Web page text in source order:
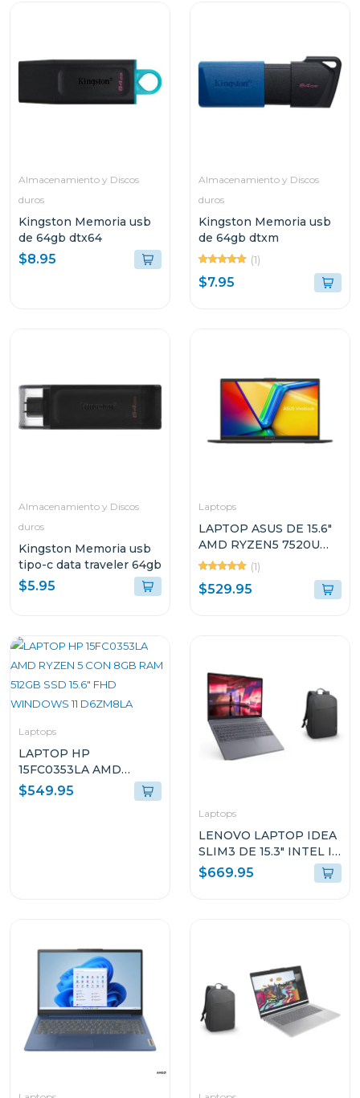
Almacenamiento y Discos
duros
Kingston Memoria usb
de 64gb dtx64
$8.95
Almacenamiento y Discos
duros
Kingston Memoria usb
de 64gb dtxm
(1)
$7.95
Almacenamiento y Discos
duros
Kingston Memoria usb
tipo-c data traveler 64gb
$5.95
Laptops
LAPTOP ASUS DE 15.6"
AMD RYZEN5 7520U
512GB SSD 16GB RAM
VIVOBOOK GO E1504FA
(1)
$529.95
Laptops
LAPTOP HP
15FC0353LA AMD
RYZEN 5 CON 8GB RAM
512GB SSD 15.6" FHD
$549.95
Laptops
LENOVO LAPTOP IDEA
SLIM3 DE 15.3" INTEL I5
CON 16GB RAM Y 512GB
SSD WINDOWS 11
$669.95